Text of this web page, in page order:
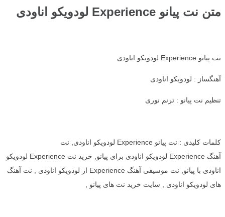
متن نت پیانو Experience لودویکو اناودی
نت پیانو Experience لودویکو اناودی
آهنگساز : لودویکو اناودی
تنظیم نت پیانو : ترنم نوری
کلمات کلیدی : نت پیانو Experience لودویکو اناودی, نت
آهنگ Experience لودویکو اناودی برای پیانو, خرید نت Experience لودویکو
اناودی با پیانو, نت موسیقی آهنگ Experience از لودویکو اناودی , نت آهنگ
های لودویکو اناودی , سایت خرید نت های پیانو ,